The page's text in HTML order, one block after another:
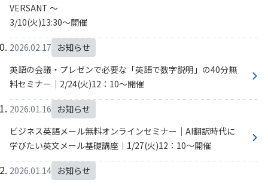
VERSANT ～
3/10(火)13:30～開催
2026.02.17 お知らせ
英語の会議・プレゼンで必要な「英語で数字説明」の40分無
料セミナー｜2/24(火)12：10～開催
2026.01.16 お知らせ
ビジネス英語メール無料オンラインセミナー｜AI翻訳時代に
学びたい英文メール基礎講座｜1/27(火)12：10～開催
2026.01.14 お知らせ